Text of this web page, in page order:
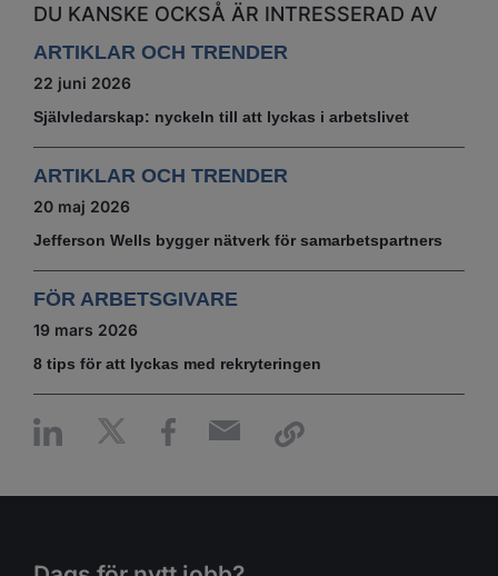
DU KANSKE OCKSÅ ÄR INTRESSERAD AV
ARTIKLAR OCH TRENDER
22 juni 2026
Självledarskap: nyckeln till att lyckas i arbetslivet
ARTIKLAR OCH TRENDER
20 maj 2026
Jefferson Wells bygger nätverk för samarbetspartners
FÖR ARBETSGIVARE
19 mars 2026
8 tips för att lyckas med rekryteringen